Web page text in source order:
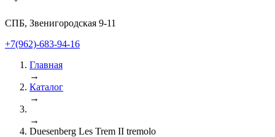
СПБ, Звенигородская 9-11
+7(962)-683-94-16
Главная
→
Каталог
→
→
Duesenberg Les Trem II tremolo